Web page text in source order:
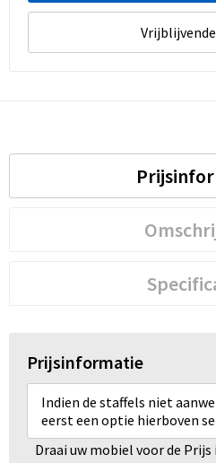
Prijsinformatie
Indien de staffels niet
eerst een optie hierboven
Draai uw mobiel voor de